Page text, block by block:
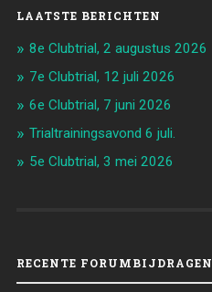
LAATSTE BERICHTEN
8e Clubtrial, 2 augustus 2026
7e Clubtrial, 12 juli 2026
6e Clubtrial, 7 juni 2026
Trialtrainingsavond 6 juli.
5e Clubtrial, 3 mei 2026
RECENTE FORUMBIJDRAGEN